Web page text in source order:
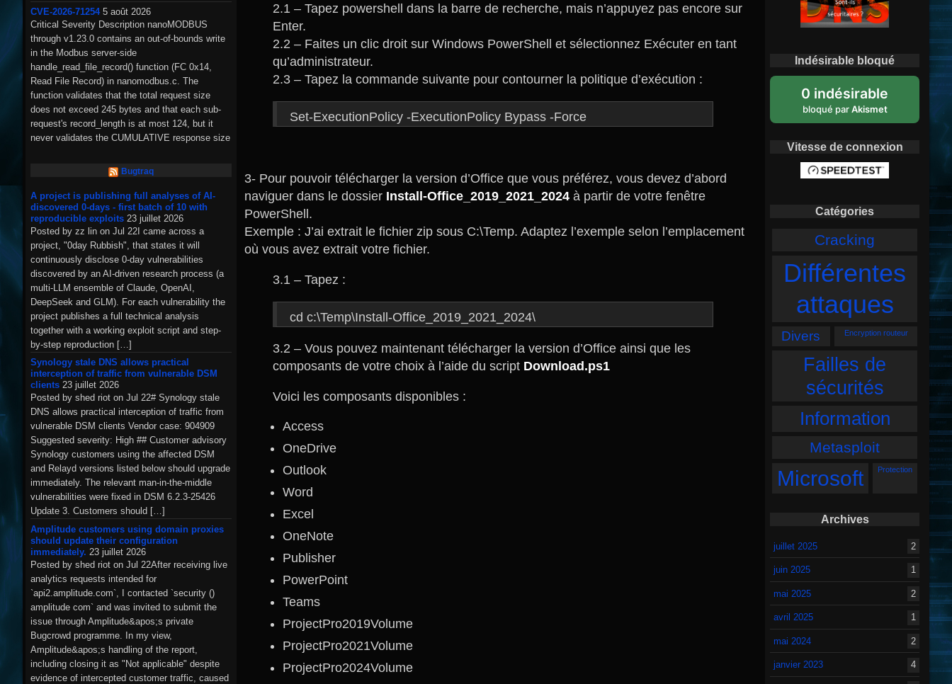
2.1 – Tapez powershell dans la barre de recherche, mais n’appuyez pas encore sur
Enter.
2.2 – Faites un clic droit sur Windows PowerShell et sélectionnez Exécuter en tant
qu’administrateur.
2.3 – Tapez la commande suivante pour contourner la politique d’exécution :
Set-ExecutionPolicy -ExecutionPolicy Bypass -Force
3- Pour pouvoir télécharger la version d’Office que vous préférez, vous devez d’abord
naviguer dans le dossier Install-Office_2019_2021_2024 à partir de votre fenêtre
PowerShell.
Exemple : J’ai extrait le fichier zip sous C:\Temp. Adaptez l’exemple selon l’emplacement
où vous avez extrait votre fichier.
3.1 – Tapez :
cd c:\Temp\Install-Office_2019_2021_2024\
3.2 – Vous pouvez maintenant télécharger la version d’Office ainsi que les
composants de votre choix à l’aide du script Download.ps1
Voici les composants disponibles :
Access
OneDrive
Outlook
Word
Excel
OneNote
Publisher
PowerPoint
Teams
ProjectPro2019Volume
ProjectPro2021Volume
ProjectPro2024Volume
Indésirable bloqué
0 indésirable
bloqué parAkismet
Vitesse de connexion
Catégories
Cracking
Différentes
attaques
Divers Encryption routeur
Failles de
sécurités
Information
Metasploit
Microsoft Protection
Archives
juillet 2025 2
juin 2025 1
mai 2025 2
avril 2025 1
mai 2024 2
janvier 2023 4
remap_vmalloc_range(vma, ip->obj, 0); […]
CVE-2026-71254 5 août 2026
Critical Severity Description nanoMODBUS
through v1.23.0 contains an out-of-bounds write
in the Modbus server-side
handle_read_file_record() function (FC 0x14,
Read File Record) in nanomodbus.c. The
function validates that the total request size
does not exceed 245 bytes and that each sub-
request's record_length is at most 124, but it
never validates the CUMULATIVE response size
Bugtraq
A project is publishing full analyses of AI-
discovered 0-days - first batch of 10 with
reproducible exploits 23 juillet 2026
Posted by zz lin on Jul 22I came across a
project, "0day Rubbish", that states it will
continuously disclose 0-day vulnerabilities
discovered by an AI-driven research process (a
multi-LLM ensemble of Claude, OpenAI,
DeepSeek and GLM). For each vulnerability the
project publishes a full technical analysis
together with a working exploit script and step-
by-step reproduction […]
Synology stale DNS allows practical
interception of traffic from vulnerable DSM
clients 23 juillet 2026
Posted by shed riot on Jul 22# Synology stale
DNS allows practical interception of traffic from
vulnerable DSM clients Vendor case: 904909
Suggested severity: High ## Customer advisory
Synology customers using the affected DSM
and Relayd versions listed below should upgrade
immediately. The relevant man-in-the-middle
vulnerabilities were fixed in DSM 6.2.3-25426
Update 3. Customers should […]
Amplitude customers using domain proxies
should update their configuration
immediately. 23 juillet 2026
Posted by shed riot on Jul 22After receiving live
analytics requests intended for
`api2.amplitude.com`, I contacted `security ()
amplitude com` and was invited to submit the
issue through Amplitude&apos;s private
Bugcrowd programme. In my view,
Amplitude&apos;s handling of the report,
including closing it as "Not applicable" despite
evidence of intercepted customer traffic, caused